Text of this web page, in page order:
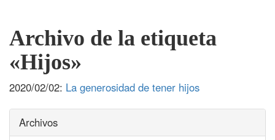
Archivo de la etiqueta
«Hijos»
2020/02/02: La generosidad de tener hijos
Archivos